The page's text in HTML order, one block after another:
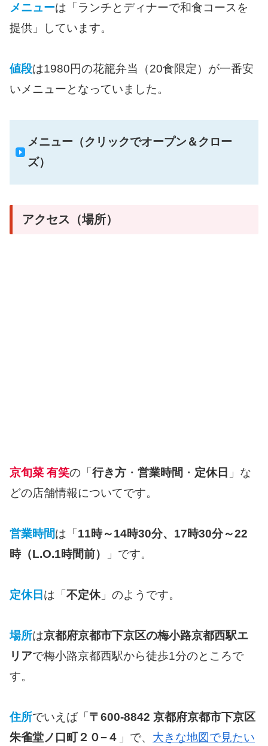
メニューは「ランチとディナーで和食コースを
提供」しています。
値段は1980円の花籠弁当（20食限定）が一番安
いメニューとなっていました。
メニュー（クリックでオープン＆クロー
ズ）
アクセス（場所）
京旬菜 有笑の「行き方 ・ 営業時間 ・ 定休日 」な
どの店舗情報についてです。
営業時間は「 11時～14時30分、17時30分～22
時（L.O.1時間前）
」です。
定休日 は「 不定休」のようです。
場所は京都府京都市下京区の梅小路京都西駅エ
リアで梅小路京都西駅から徒歩1分のところで
す。
住所でいえば「 〒600-8842 京都府京都市下京区
朱雀堂ノ口町２０−４ 」で、 大きな地図で見たい